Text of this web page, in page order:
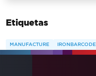
Etiquetas
MANUFACTURE IRONBARCODE